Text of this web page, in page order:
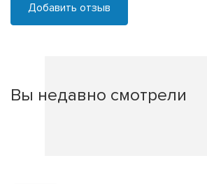
Добавить отзыв
Вы недавно смотрели